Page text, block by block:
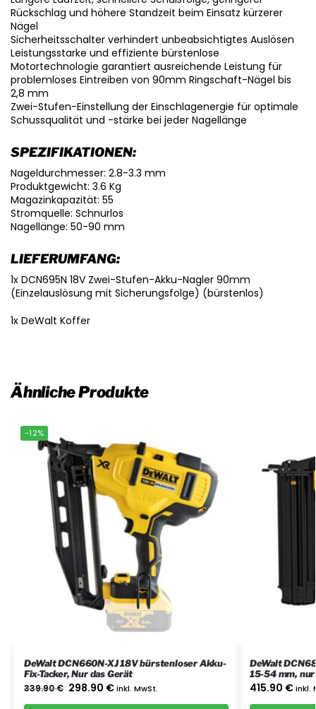
Rückschlag und höhere Standzeit beim Einsatz kürzerer
Nägel
Sicherheitsschalter verhindert unbeabsichtigtes Auslösen
Leistungsstarke und effiziente bürstenlose
Motortechnologie garantiert ausreichende Leistung für
problemloses Eintreiben von 90mm Ringschaft-Nägel bis
2,8 mm
Zwei-Stufen-Einstellung der Einschlagenergie für optimale
Schussqualität und -stärke bei jeder Nagellänge
SPEZIFIKATIONEN:
Nageldurchmesser: 2.8-3.3 mm
Produktgewicht: 3.6 Kg
Magazinkapazität: 55
Stromquelle: Schnurlos
Nagellänge: 50-90 mm
LIEFERUMFANG:
1x DCN695N 18V Zwei-Stufen-Akku-Nagler 90mm
(Einzelauslösung mit Sicherungsfolge) (bürstenlos)
1x DeWalt Koffer
Ähnliche Produkte
-12%
DeWalt DCN660N-XJ 18V bürstenloser Akku-
Fix-Tacker, Nur das Gerät
339.90€ 298.90 € inkl. MwSt.
DeWalt
15-54 mm,
415.90 € inkl.